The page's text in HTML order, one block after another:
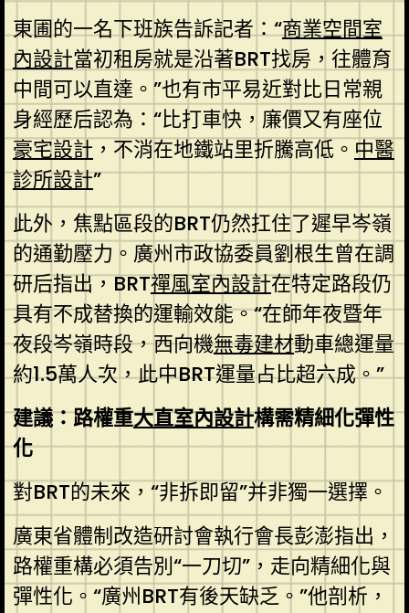
東圃的一名下班族告訴記者：“商業空間室
內設計當初租房就是沿著BRT找房，往體育
中間可以直達。”也有市平易近對比日常親
身經歷后認為：“比打車快，廉價又有座位
豪宅設計 ，不消在地鐵站里折騰高低。 中醫
診所設計”
此外，焦點區段的BRT仍然扛住了遲早岑嶺
的通勤壓力。廣州市政協委員劉根生曾在調
研后指出，BRT禪風室內設計在特定路段仍
具有不成替換的運輸效能。“在師年夜暨年
夜段岑嶺時段，西向機無毒建材動車總運量
約1.5萬人次，此中BRT運量占比超六成。”
建議：路權重大直室內設計構需精細化彈性
化
對BRT的未來，“非拆即留”并非獨一選擇。
廣東省體制改造研討會執行會長彭澎指出，
路權重構必須告別“一刀切”，走向精細化與
彈性化。“廣州BRT有後天缺乏。”他剖析，